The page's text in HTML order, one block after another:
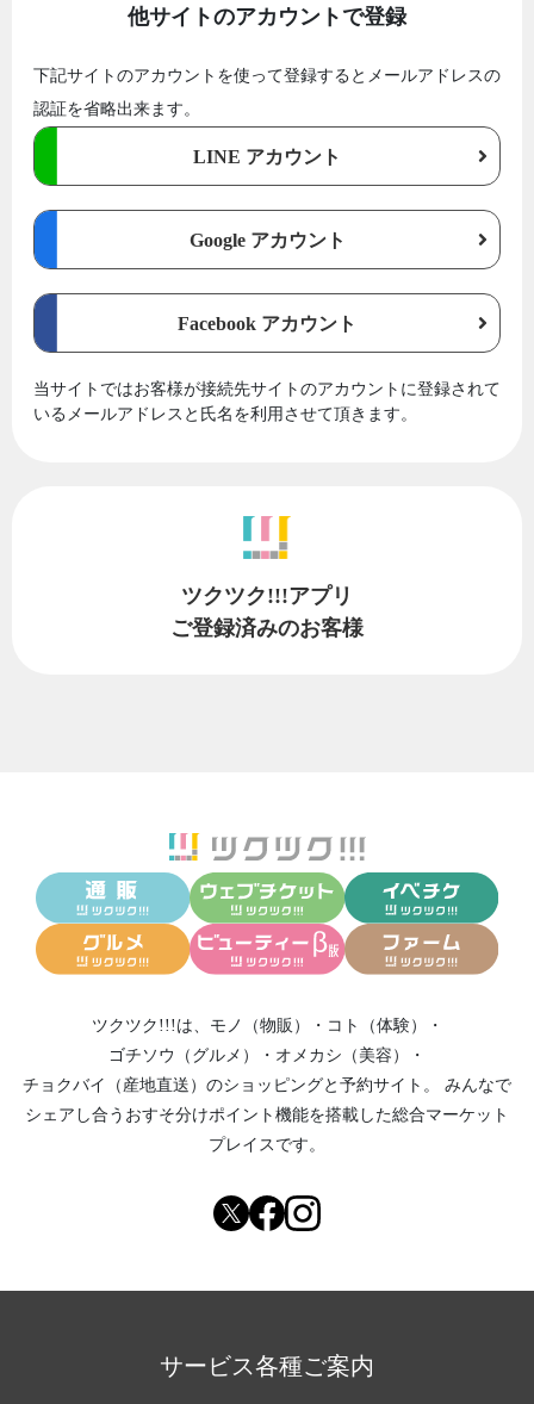
他サイトのアカウントで登録
下記サイトのアカウントを使って登録するとメールアドレスの
認証を省略出来ます。
LINE アカウント
Google アカウント
Facebook アカウント
当サイトではお客様が接続先サイトのアカウントに登録されて
いるメールアドレスと氏名を利用させて頂きます。
ツクツク!!!アプリ
ご登録済みのお客様
ツクツク!!!は、 モノ（物販） ・ コト（体験）
・
ゴチソウ（グルメ）
・ オメカシ（美容）
・
チョクバイ（産地直送） のショッピングと予約サイト。
みんなで
シェアし合う おすそ分けポイント機能を搭載した総合マーケット
プレイスです。
サービス各種ご案内